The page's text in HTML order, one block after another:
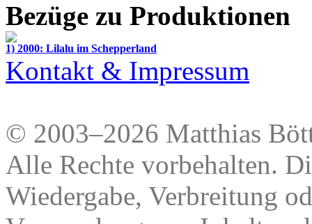
Bezüge zu Produktionen
1) 2000: Lilalu im Schepperland
Kontakt & Impressum
© 2003–2026 Matthias
Alle Rechte vorbehalten.
Wiedergabe, Verbreitung